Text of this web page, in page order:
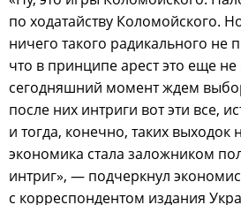
по ходатайству Коломойского.
ничего такого радикального не
что в принципе арест это еще
сегодняшний момент ждем
после них интриги вот эти все,
и тогда, конечно, таких выходок
экономика стала заложником
интриг», — подчеркнул
с корреспондентом издания